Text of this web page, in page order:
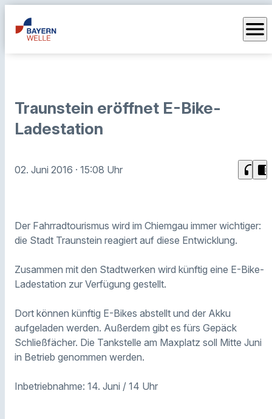
menu
Traunstein eröffnet E-Bike-
Ladestation
02. Juni 2016 · 15:08 Uhr headphones chrome_reader_mode
Der Fahrradtourismus wird im Chiemgau immer wichtiger:
die Stadt Traunstein reagiert auf diese Entwicklung.
Zusammen mit den Stadtwerken wird künftig eine E-Bike-
Ladestation zur Verfügung gestellt.
Dort können künftig E-Bikes abstellt und der Akku
aufgeladen werden. Außerdem gibt es fürs Gepäck
Schließfächer. Die Tankstelle am Maxplatz soll Mitte Juni
in Betrieb genommen werden.
Inbetriebnahme: 14. Juni / 14 Uhr